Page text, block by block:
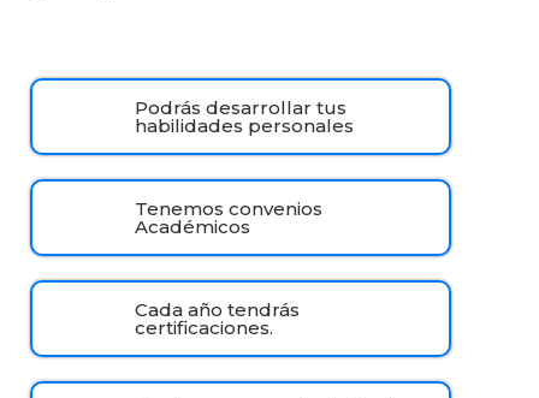
Podrás desarrollar tus
habilidades personales
Tenemos convenios
Académicos
Cada año tendrás
certificaciones.